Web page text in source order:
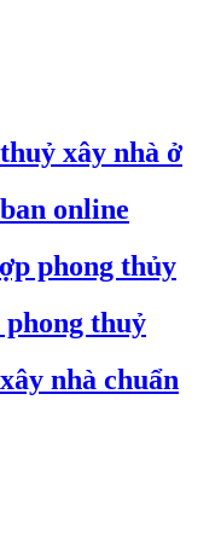
xây nhà ở
online
phong thủy
thuỷ
nhà chuẩn